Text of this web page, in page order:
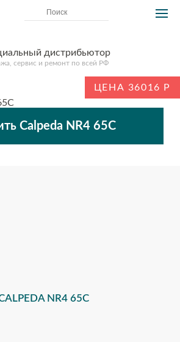
дистрибьютор
сервис и ремонт по всей РФ
ЦЕНА 36016
Calpeda NR4 65C
NR4 65C